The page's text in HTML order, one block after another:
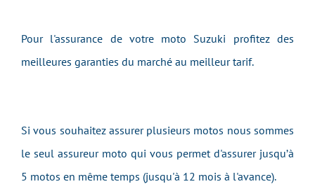
Pour l'assurance de votre moto Suzuki profitez des
meilleures garanties du marché au meilleur tarif.
Si vous souhaitez assurer plusieurs motos nous sommes
le seul assureur moto qui vous permet d'assurer jusqu’à
5 motos en même temps (jusqu'à 12 mois à l'avance).